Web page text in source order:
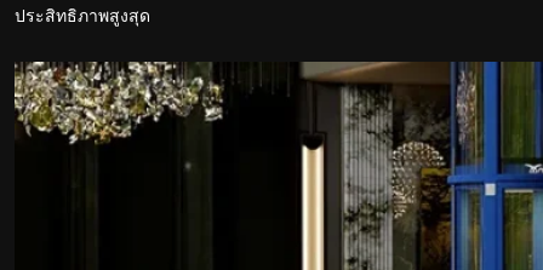
ประสิทธิภาพสูงสุด